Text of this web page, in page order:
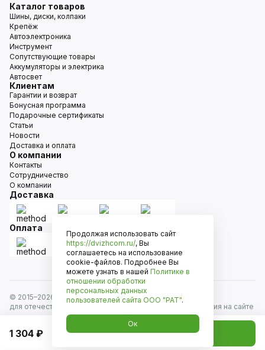
1 304 ₽ Добавить в корзину
Каталог товаров
Шины, диски, колпаки
Крепёж
Автоэлектроника
Инструмент
Сопутствующие товары
Аккумуляторы и электрика
Автосвет
Клиентам
Гарантии и возврат
Бонусная программа
Подарочные сертификаты
Статьи
Новости
Доставка и оплата
О компании
Контакты
Сотрудничество
О компании
Доставка
Оплата
© 2015–2026
Движком — сеть магазинов автозапчастей
для отечественных автомобилей и иномарок. Информация на сайте
носит исключительно информационный характер и не является
публичной офертой, определяемой положениями
ст. 437 Гражданского кодекса РФ. Все права защищены.
Продолжая использовать сайт
https://dvizhcom.ru/, Вы
соглашаетесь на использование
cookie-файлов. Подробнее Вы
можете узнать в нашей Политике в
отношении обработки
персональных данных
пользователей сайта ООО "РАТ".
Ок